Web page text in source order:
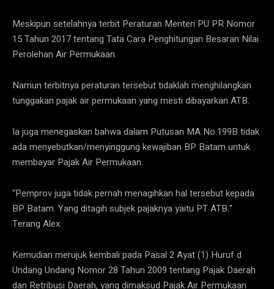
Meskipun setelahnya terbit Peraturan Menteri PU PR Nomor
15 Tahun 2017 tentang Tata Cara Penghitungan Besaran Nilai
Perolehan Air Permukaan.
Namun terbitnya peraturan tersebut tidaklah menghilangkan
tunggakan pajak air permukaan yang mesti dibayarkan ATB.
Ia juga menegaskan bahwa dalam Putusan MA No.199B tidak
ada menyebutkan/menyinggung kewajiban BP Batam untuk
membayar Pajak Air Permukaan.
“Pemprov juga tidak pernah menagihkan hal tersebut kepada
BP Batam. Yang ditagih subjek pajaknya yaitu PT ATB.”
Terang Alex.
Kemudian merujuk kembali pada Pasal 2 Ayat (1) Huruf d
Undang Undang Nomor 28 Tahun 2009 tentang Pajak Daerah
dan Retribusi Daerah, yang dimaksud Pajak Air Permukaan